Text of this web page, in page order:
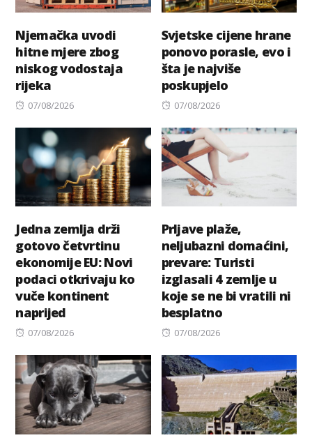
Njemačka uvodi
hitne mjere zbog
niskog vodostaja
rijeka
Posted
07/08/2026
Svjetske cijene hrane
ponovo porasle, evo i
šta je najviše
poskupjelo
Posted
07/08/2026
Jedna zemlja drži
gotovo četvrtinu
ekonomije EU: Novi
podaci otkrivaju ko
vuče kontinent
naprijed
Posted
07/08/2026
Prljave plaže,
neljubazni domaćini,
prevare: Turisti
izglasali 4 zemlje u
koje se ne bi vratili ni
besplatno
Posted
07/08/2026